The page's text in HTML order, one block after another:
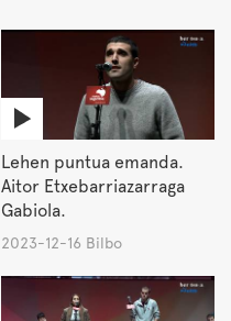
Lehen puntua emanda.
Aitor Etxebarriazarraga
Gabiola.
2023-12-16 Bilbo